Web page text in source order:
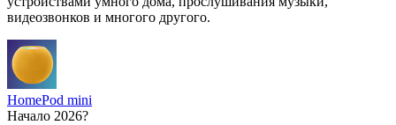
видеозвонков и многого другого.
HomePod mini
Начало 2026?